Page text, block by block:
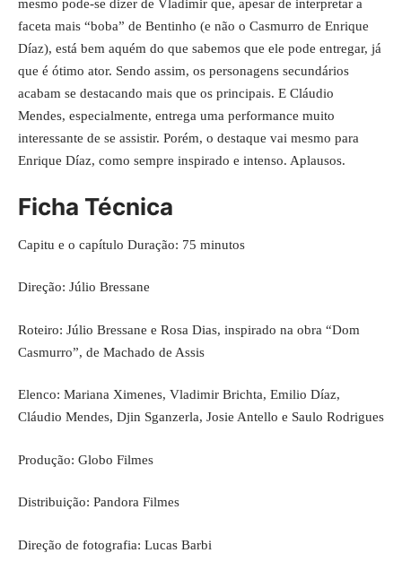
mesmo pode-se dizer de Vladimir que, apesar de interpretar a
faceta mais “boba” de Bentinho (e não o Casmurro de Enrique
Díaz), está bem aquém do que sabemos que ele pode entregar, já
que é ótimo ator. Sendo assim, os personagens secundários
acabam se destacando mais que os principais. E Cláudio
Mendes, especialmente, entrega uma performance muito
interessante de se assistir. Porém, o destaque vai mesmo para
Enrique Díaz, como sempre inspirado e intenso. Aplausos.
Ficha Técnica
Capitu e o capítulo Duração: 75 minutos
Direção: Júlio Bressane
Roteiro: Júlio Bressane e Rosa Dias, inspirado na obra “Dom
Casmurro”, de Machado de Assis
Elenco: Mariana Ximenes, Vladimir Brichta, Emilio Díaz,
Cláudio Mendes, Djin Sganzerla, Josie Antello e Saulo Rodrigues
Produção: Globo Filmes
Distribuição: Pandora Filmes
Direção de fotografia: Lucas Barbi